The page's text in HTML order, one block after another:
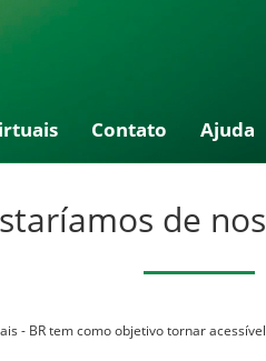
Contato Ajuda
de
- BR tem como objetivo tornar